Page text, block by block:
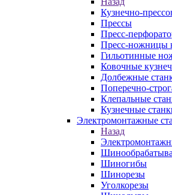
Кузнечно-
Прессы
Пресс-
Пресс-ножницы
Гильотинные
Ковочные
Долбежные
Поперечно-
Клепальные
Кузнечные
Электромонтажные
Назад
Шиногибы
Шинорезы
Уголкорезы